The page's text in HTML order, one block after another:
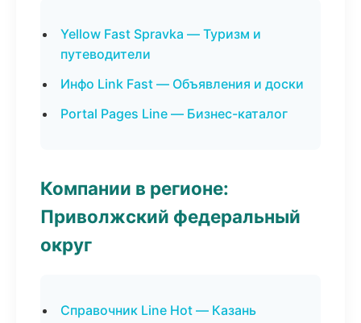
Yellow Fast Spravka — Туризм и
путеводители
Инфо Link Fast — Объявления и доски
Portal Pages Line — Бизнес-каталог
Компании в регионе:
Приволжский федеральный
округ
Справочник Line Hot — Казань